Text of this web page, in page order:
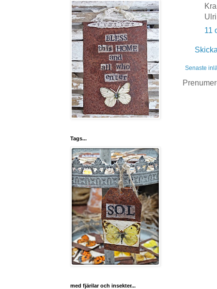
11
Senaste
Tags...
med fjärilar och insekter...